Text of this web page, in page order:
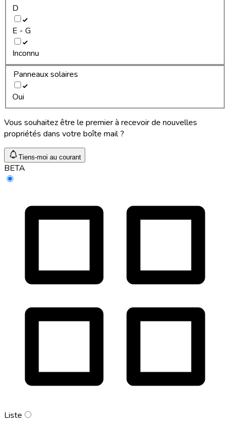
D
E - G
Inconnu
Panneaux solaires
Oui
Vous souhaitez être le premier à recevoir de nouvelles
propriétés dans votre boîte mail ?
Tiens-moi au courant
BETA
Liste